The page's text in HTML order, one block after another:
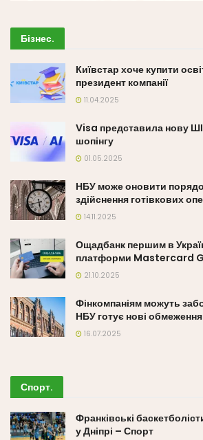
Бізнес.
Київстар хоче купити
президент компанії
11.04.2025
Visa представила нову
шопінгу
01.05.2025
НБУ може оновити
здійснення готівкових
14.11.2025
Ощадбанк першим в
платформи Mastercard
21.10.2025
Фінкомпаніям можуть
НБУ готує нові обмеження
16.07.2025
Спорт.
Франківські
у Дніпрі – Спорт